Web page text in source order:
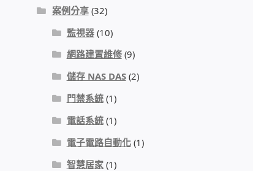
案例分享(32)
監視器(10)
網路建置維修(9)
儲存 NAS DAS(2)
門禁系統(1)
電話系統(1)
電子電路自動化(1)
智慧居家(1)